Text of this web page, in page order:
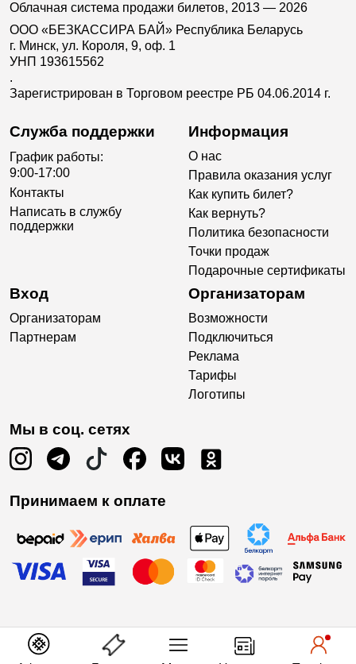
Облачная система продажи билетов, 2013 — 2026
ООО «БЕЗКАССИРА БАЙ» Республика Беларусь
г. Минск, ул. Короля, 9, оф. 1
УНП 193615562
.
Зарегистрирован в Торговом реестре РБ 04.06.2014 г.
Служба поддержки
График работы:
9:00-17:00
Контакты
Написать в службу
поддержки
Информация
О нас
Правила оказания услуг
Как купить билет?
Как вернуть?
Политика безопасности
Точки продаж
Подарочные сертификаты
Вход
Организаторам
Партнерам
Организаторам
Возможности
Подключиться
Реклама
Тарифы
Логотипы
Мы в соц. сетях
Принимаем к оплате